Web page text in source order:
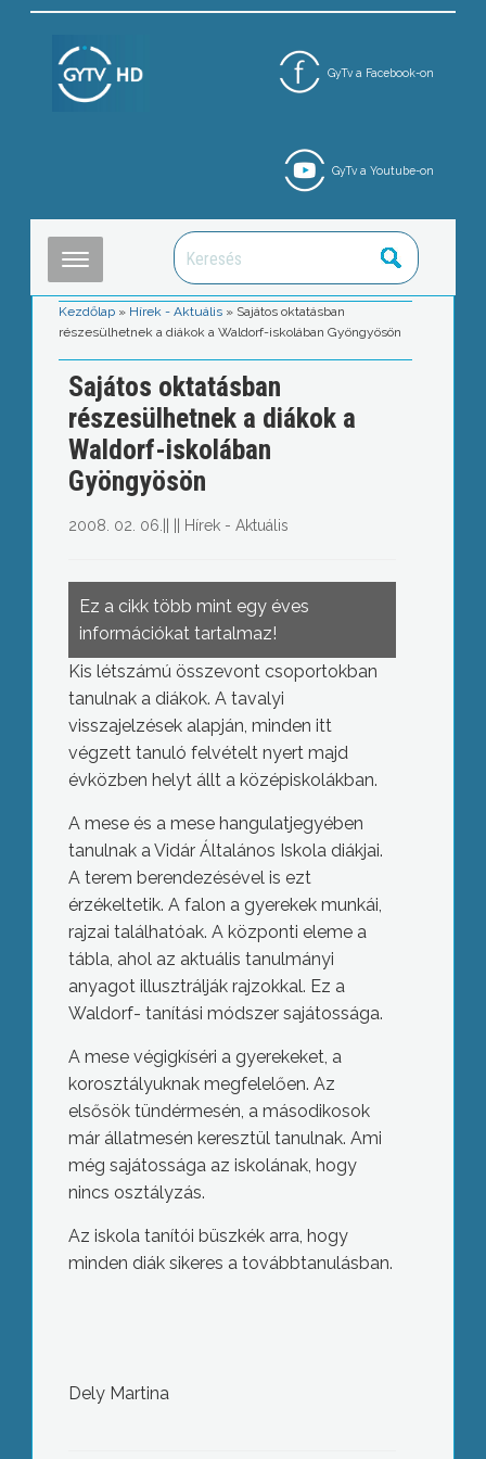
GyTv a Facebook-on
GyTv a Youtube-on
Kezdőlap » Hírek - Aktuális » Sajátos oktatásban
részesülhetnek a diákok a Waldorf-iskolában Gyöngyösön
Sajátos oktatásban
részesülhetnek a diákok a
Waldorf-iskolában
Gyöngyösön
2008. 02. 06. Hírek - Aktuális
Ez a cikk több mint egy éves
információkat tartalmaz!
Kis létszámú összevont csoportokban
tanulnak a diákok. A tavalyi
visszajelzések alapján, minden itt
végzett tanuló felvételt nyert majd
évközben helyt állt a középiskolákban.
A mese és a mese hangulatjegyében
tanulnak a Vidár Általános Iskola diákjai.
A terem berendezésével is ezt
érzékeltetik. A falon a gyerekek munkái,
rajzai találhatóak. A központi eleme a
tábla, ahol az aktuális tanulmányi
anyagot illusztrálják rajzokkal. Ez a
Waldorf- tanítási módszer sajátossága.
A mese végigkíséri a gyerekeket, a
korosztályuknak megfelelően. Az
elsősök tündérmesén, a másodikosok
már állatmesén keresztül tanulnak. Ami
még sajátossága az iskolának, hogy
nincs osztályzás.
Az iskola tanítói büszkék arra, hogy
minden diák sikeres a továbbtanulásban.
Dely Martina